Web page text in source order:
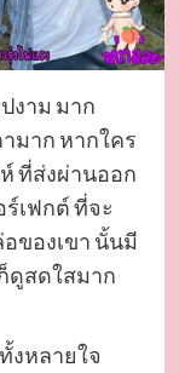
งาม มาก
มาก หากใคร
ที่ส่งผ่านออก
เฟกต์ ที่จะ
ของเขา นั้นมี
ดูสดใสมาก
งหลายใจ